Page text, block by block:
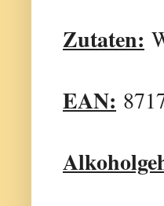
Zutaten:
EAN: